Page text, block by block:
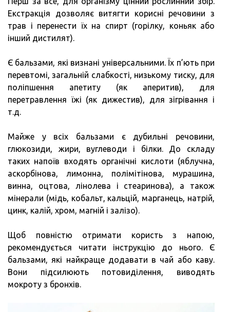
Екстракція дозволяє витягти корисні речовини з
трав і перенести їх на спирт (горілку, коньяк або
інший дистилят).
Є бальзами, які визнані універсальними. Їх п’ють при
перевтомі, загальній слабкості, низькому тиску, для
поліпшення апетиту (як аперитив), для
перетравлення їжі (як дижестив), для зігрівання і
т.д.
Майже у всіх бальзами є дубильні речовини,
глюкозиди, жири, вуглеводи і білки. До складу
таких напоїв входять органічні кислоти (яблучна,
аскорбінова, лимонна, полімітінова, мурашина,
винна, оцтова, лінолева і стеаринова), а також
мінерали (мідь, кобальт, кальцій, марганець, натрій,
цинк, калій, хром, магній і залізо).
Щоб повністю отримати користь з напою,
рекомендується читати інструкцію до нього. Є
бальзами, які найкраще додавати в чай або каву.
Вони підсилюють потовиділення, виводять
мокроту з бронхів.